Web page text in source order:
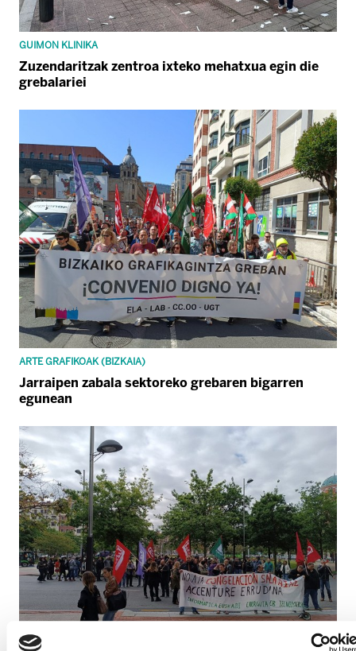
GUIMON KLINIKA
Zuzendaritzak zentroa ixteko mehatxua egin die
grebalariei
ARTE GRAFIKOAK (BIZKAIA)
Jarraipen zabala sektoreko grebaren bigarren
egunean